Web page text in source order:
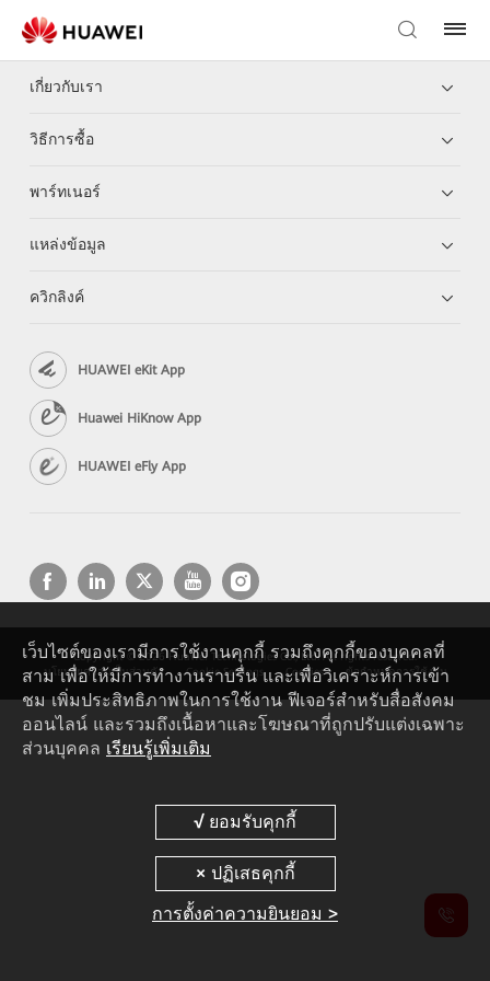
เกี่ยวกับเรา
วิธีการซื้อ
พาร์ทเนอร์
แหล่งข้อมูล
ควิกลิงค์
HUAWEI eKit App
Huawei HiKnow App
HUAWEI eFly App
Copyright © 2026 Huawei Technologies Co., Ltd. All rights reserved.
นโยบายความเป็นส่วนตัว
Cookie Settings Cookies ข้อกำหนดการใช้งาน
เว็บไซต์ของเรามีการใช้งานคุกกี้ รวมถึงคุกกี้ของบุคคลที่
สาม เพื่อให้มีการทำงานราบรื่น และเพื่อวิเคราะห์การเข้า
ชม เพิ่มประสิทธิภาพในการใช้งาน ฟีเจอร์สำหรับสื่อสังคม
ออนไลน์ และรวมถึงเนื้อหาและโฆษณาที่ถูกปรับแต่งเฉพาะ
ส่วนบุคคล เรียนรู้เพิ่มเติม
การตั้งค่าความยินยอม >